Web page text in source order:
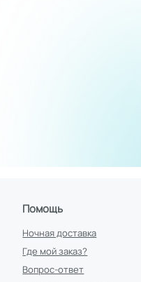
Помощь
Ночная доставка
Где мой заказ?
Вопрос-ответ